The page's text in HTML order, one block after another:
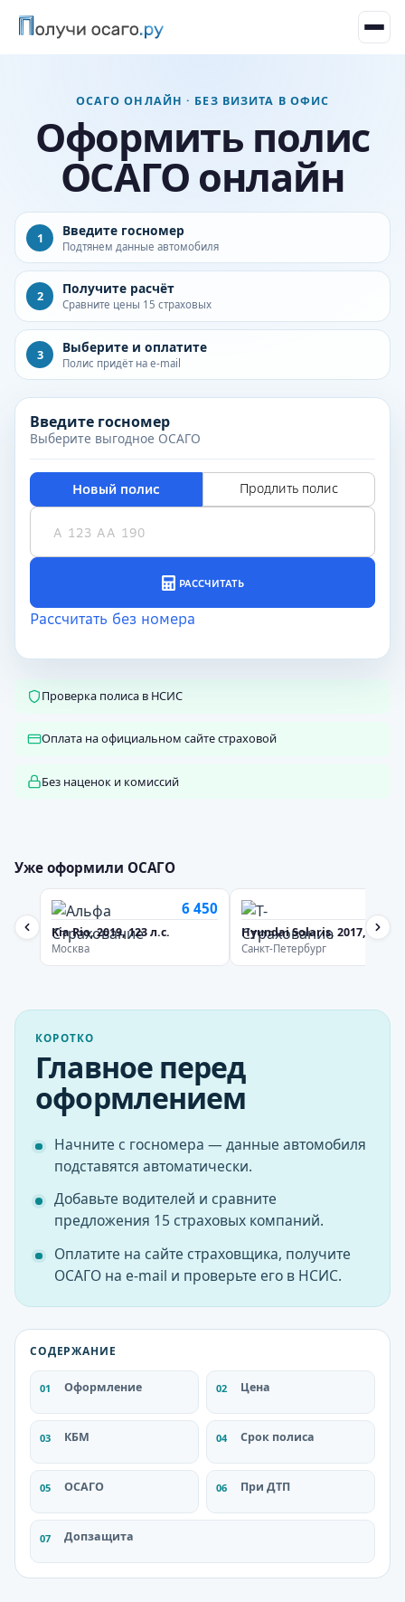
ОСАГО ОНЛАЙН · БЕЗ ВИЗИТА В ОФИС
Оформить полис
ОСАГО онлайн
1 Введите госномер
Подтянем данные автомобиля
2 Получите расчёт
Сравните цены 15 страховых
3 Выберите и оплатите
Полис придёт на e-mail
Введите госномер
Выберите выгодное ОСАГО
Проверка полиса в НСИС
Оплата на официальном сайте страховой
Без наценок и комиссий
Уже оформили ОСАГО
6 450
Kia Rio, 2019, 123 л.с.
Москва
Hyundai Solaris, 2017, 107
Санкт-Петербург
СОДЕРЖАНИЕ
Оформление Цена
КБМ Срок полиса
ОСАГО При ДТП
Допзащита
КОРОТКО
Главное перед
оформлением
Начните с госномера — данные автомобиля
подставятся автоматически.
Добавьте водителей и сравните
предложения 15 страховых компаний.
Оплатите на сайте страховщика, получите
ОСАГО на e-mail и проверьте его в НСИС.